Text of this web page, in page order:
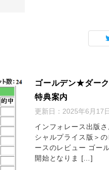
ゴールデン★ダー
特典案内
更新日： 2025年6月17日
インフォレース出版
シャルプライス版＞
ースのレビュー ゴー
開始となりま […]